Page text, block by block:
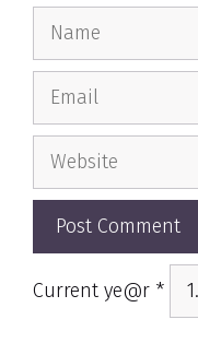
Name
Email
Website
Current ye@r *